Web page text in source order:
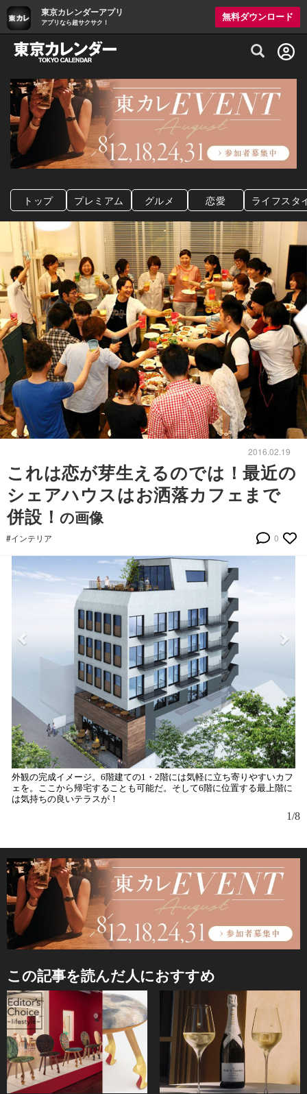
東京カレンダーアプリ
アプリなら超サクサク！
無料ダウンロード
グルメ情報・プレミアムレストラン予約
トップ プレミアム グルメ 恋愛 ライフスタ
2016.02.19
これは恋が芽生えるのでは！最近の
シェアハウスはお洒落カフェまで
併設！の画像
#インテリア 0
外観の完成イメージ。6階建ての1・2階には気軽に立ち寄りやすいカフ
ェを。ここから帰宅することも可能だ。そして6階に位置する最上階に
は気持ちの良いテラスが！
ち
1/8
この記事を読んだ人におすすめ